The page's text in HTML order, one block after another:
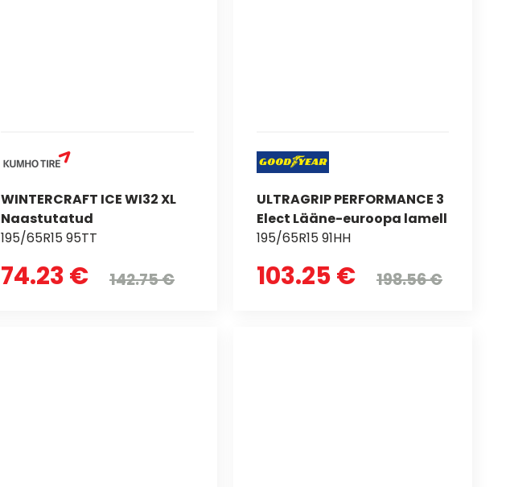
WINTERCRAFT ICE WI32 XL
Naastutatud
195/65R15 95TT
74.23 € 142.75 €
ULTRAGRIP PERFORMANCE 3
Elect Lääne-euroopa lamell
195/65R15 91HH
103.25 € 198.56 €